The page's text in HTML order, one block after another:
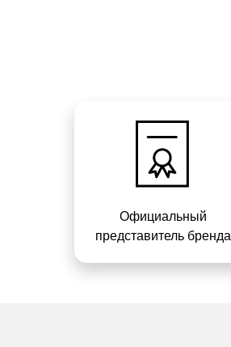
Официальный
представитель бренда